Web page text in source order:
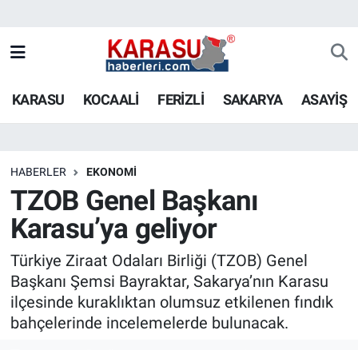
KARASU KOCAALİ FERİZLİ SAKARYA ASAYİŞ
HABERLER EKONOMİ
TZOB Genel Başkanı
Karasu’ya geliyor
Türkiye Ziraat Odaları Birliği (TZOB) Genel
Başkanı Şemsi Bayraktar, Sakarya’nın Karasu
ilçesinde kuraklıktan olumsuz etkilenen fındık
bahçelerinde incelemelerde bulunacak.